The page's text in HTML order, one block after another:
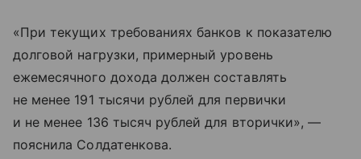
«При текущих требованиях банков к показателю
долговой нагрузки, примерный уровень
ежемесячного дохода должен составлять
не менее 191 тысячи рублей для первички
и не менее 136 тысяч рублей для вторички», —
пояснила Солдатенкова.